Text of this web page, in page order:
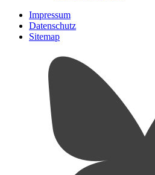
Impressum
Datenschutz
Sitemap